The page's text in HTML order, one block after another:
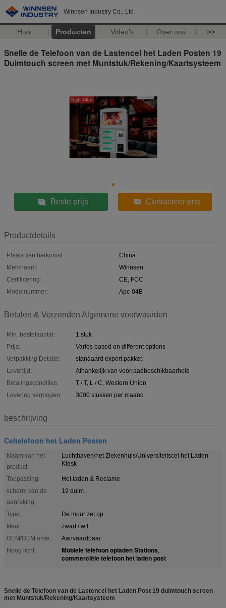
Winnsen Industry Co., Ltd.
Huis Producten Video's Over ons >>
Snelle de Telefoon van de Lastencel het Laden Posten 19
Duimtouch screen met Muntstuk/Rekening/Kaartsysteem
Beste prijs Contacteer ons
Productdetails
Plaats van herkomst:
China
Merknaam:
Winnsen
Certificering:
CE, FCC
Modelnummer:
Apc-04B
Betalen & Verzenden Algemene voorwaarden
Min. bestelaantal:
1 stuk
Prijs:
Varies based on different options
Verpakking Details:
standaard export pakket
Levertijd:
Afhankelijk van voorraadbeschikbaarheid
Betalingscondities:
T / T, L / C, Western Union
Levering vermogen:
3000 stukken per maand
beschrijving
Celtelefoon het Laden Posten
Naam van het
product:
Luchthaven/het Ziekenhuis/Universiteitscel het Laden
Kiosk
Toepassing:
Het laden & Reclame
scherm van de
aanraking:
19 duim
Type:
De muur zet op
kleur:
zwart / wit
OEM/OEM orde:
Aanvaardbaar
Hoog licht:
Mobiele telefoon opladen Stations,
commerciële telefoon het laden post
Snelle de Telefoon van de Lastencel het Laden Post 19 duimtouch screen
met Muntstuk/Rekening/Kaartsysteem